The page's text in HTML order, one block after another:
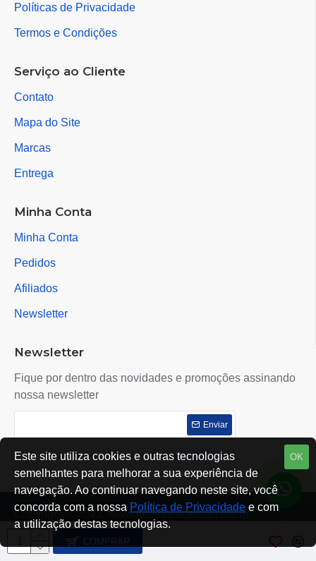
COMPRAR
Políticas de Privacidade
Termos e Condições
Serviço ao Cliente
Contato
Mapa do Site
Marcas
Entrega
Minha Conta
Minha Conta
Pedidos
Afiliados
Newsletter
Newsletter
Fique por dentro das novidades e promoções assinando
nossa newsletter
Enviar
Eu li e concordo com o contrato de Políticas de Privacidade
Copyright © 2023, www.rtmeducacional.com.br
OK
Este site utiliza cookies e outras tecnologias
semelhantes para melhorar a sua experiência de
navegação. Ao continuar navegando neste site, você
concorda com a nossa Política de Privacidade e com
a utilização destas tecnologias.